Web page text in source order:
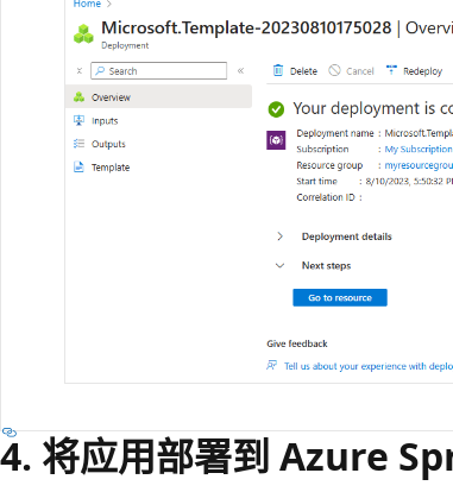
4. 将应用部署到 Azure